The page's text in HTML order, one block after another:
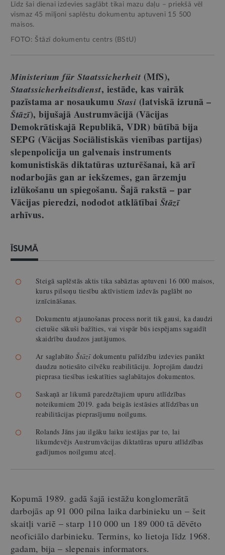
Līdz šai dienai izdevies saglābt tikai mazu daļu – priekšā vēl
vismaz 45 miljoni saplēstu dokumentu aptuveni 15 500
maisos.
FOTO: Štāzī dokumentu centrs (BStU)
Ministerium für Staatssicherheit (MfS),
Staatssicherheitsdienst, iestāde, kas vairāk
pazīstama ar nosaukumu Stasi (latviskā izrunā –
Štāzī), bijušajā Austrumvācijā (Vācijas
Demokrātiskajā Republikā, VDR) būtībā bija
SEPG (Vācijas Sociālistiskās vienības partijas)
slepenpolicija un galvenais instruments
komunistiskās diktatūras uzturēšanai, kā arī
nodarbojās gan ar iekšzemes, gan ārzemju
izlūkošanu un spiegošanu. Šajā rakstā – par
Vācijas pieredzi, nododot atklātībai Štāzī
arhīvus.
ĪSUMĀ
Steigā saplēstās aktis tika sabāztas aptuveni 16 000 maisos,
kurus pilsoņu tiesību aktīvistiem izdevās paglābt no
iznīcināšanas.
Dokumentu atjaunošanas process norit tik gausi, ka daudzi
cietušie sākuši bažīties, vai vispār būs iespējams sagaidīt
skaidrību daudzos jautājumos.
Ar saglabātoŠtāzīdokumentu palīdzību izdevies panākt
daudzu notiesāto cilvēku reabilitāciju. Joprojām daudzi
pieprasa tiesības ieskatīties saglabātajos dokumentos.
Saskaņā ar likumā paredzētajiem upuru atlīdzības
noteikumiem 2019. gada beigās iestāsies atlīdzības un
reabilitācijas pieprasījumu noilgums.
Rolands Jāns jau ilgāku laiku iestājas par to, lai
likumdevējs Austrumvācijas diktatūras upuru atlīdzības
gadījumos noilgumu atceļ.
Kopumā 1989. gadā šajā iestāžu konglomerātā
darbojās ap 91 000 pilna laika darbinieku un – šeit
skaitļi variē – starp 110 000 un 189 000 tā dēvēto
neoficiālo darbinieku. Termins, ko lietoja līdz 1968.
gadam, bija – slepenais informators.